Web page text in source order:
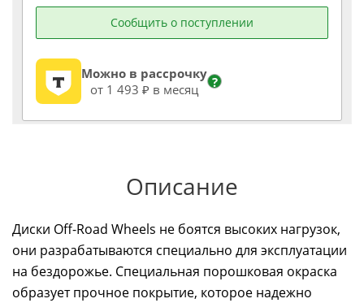
Сообщить о поступлении
Можно в рассрочку
от 1 493 ₽ в месяц
?
Описание
Диски Off-Road Wheels не боятся высоких нагрузок,
они разрабатываются специально для эксплуатации
на бездорожье. Специальная порошковая окраска
образует прочное покрытие, которое надежно